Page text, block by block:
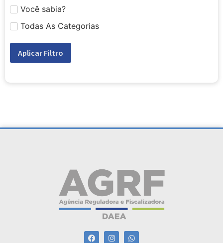
Você sabia?
Todas As Categorias
Aplicar Filtro